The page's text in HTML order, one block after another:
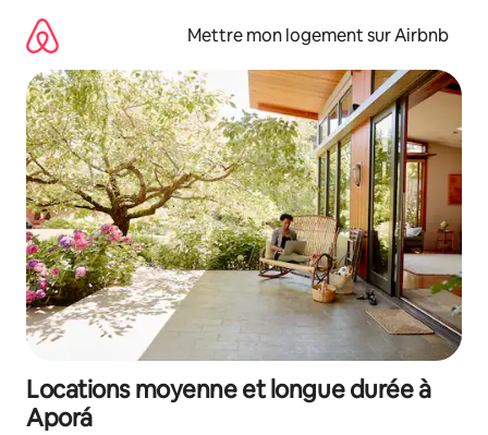
directement
contenu
Mettre mon logement sur Airbnb
Locations moyenne et longue durée à
Aporá